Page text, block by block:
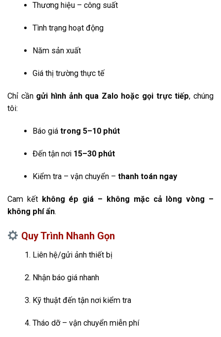
Thương hiệu – công suất
Tình trạng hoạt động
Năm sản xuất
Giá thị trường thực tế
Chỉ cần gửi hình ảnh qua Zalo hoặc gọi trực tiếp, chúng
tôi:
Báo giá trong 5–10 phút
Đến tận nơi 15–30 phút
Kiểm tra – vận chuyển – thanh toán ngay
Cam kết không ép giá – không mặc cả lòng vòng –
không phí ẩn.
Quy Trình Nhanh Gọn
Liên hệ/gửi ảnh thiết bị
Nhận báo giá nhanh
Kỹ thuật đến tận nơi kiểm tra
Tháo dỡ – vận chuyển miễn phí